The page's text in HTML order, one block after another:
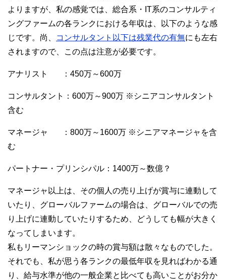
よりますが、私の感覚では、総合系・IT系のコンサルティ
ングファームの各ランクにおける年収は、以下のような感
じです。尚、
コンサルタント以下は残業代の有無にも左右
されますので、この点は注意が必要です。
アナリスト ：450万～600万
コンサルタント：600万～900万 ※シニアコンサルタント
含む
マネージャ ：800万～1600万 ※シニアマネージャを含
む
パートナー・プリンシパル：1400万～数億？
マネージャ以上は、その個人の売り上げが賞与に連動して
いたり、グローバルファームの場合は、グローバルでの売
り上げに連動していたりするため、どうしても幅が大きく
なってしまいます。
私もリーマンショックの時の賞与額は散々なものでした。
それでも、私が思う各ランクの最低年収を見ればわかる通
り、給与水準が他の一般企業と比べても高いことがお分か